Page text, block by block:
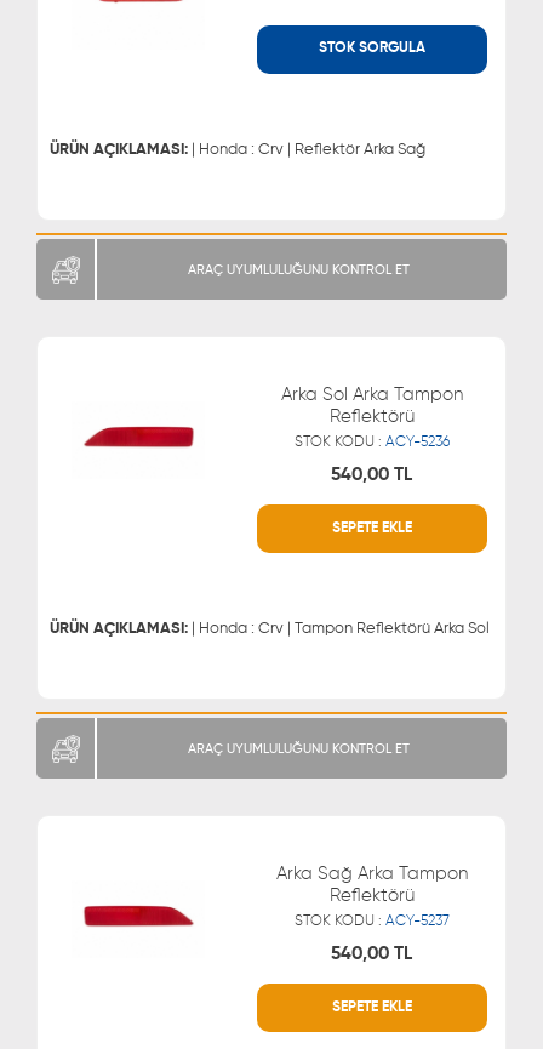
STOK SORGULA
ÜRÜN AÇIKLAMASI: | Honda : Crv | Reflektör Arka Sağ
0543 329 21 55
ARAÇ UYUMLULUĞUNU KONTROL ET
Arka Sol Arka Tampon
Reflektörü
STOK KODU : ACY-5236
540,00 TL
SEPETE EKLE
ÜRÜN AÇIKLAMASI: | Honda : Crv | Tampon Reflektörü Arka Sol
MÜŞTERİ HİZMETLERİ
ARAÇ UYUMLULUĞUNU KONTROL ET
Arka Sağ Arka Tampon
Reflektörü
STOK KODU : ACY-5237
540,00 TL
SEPETE EKLE
MÜŞTERİ HİZMETLERİ